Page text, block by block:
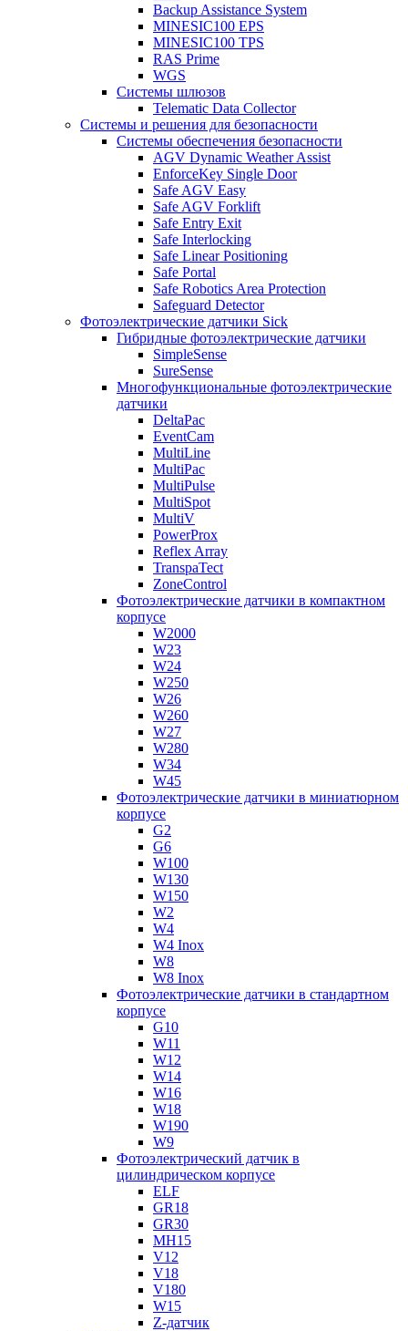
Backup Assistance System
MINESIC100 EPS
MINESIC100 TPS
RAS Prime
WGS
Системы шлюзов
Telematic Data Collector
Системы и решения для безопасности
Системы обеспечения безопасности
AGV Dynamic Weather Assist
EnforceKey Single Door
Safe AGV Easy
Safe AGV Forklift
Safe Entry Exit
Safe Interlocking
Safe Linear Positioning
Safe Portal
Safe Robotics Area Protection
Safeguard Detector
Фотоэлектрические датчики Sick
Гибридные фотоэлектрические датчики
SimpleSense
SureSense
Многофункциональные фотоэлектрические
датчики
DeltaPac
EventCam
MultiLine
MultiPac
MultiPulse
MultiSpot
MultiV
PowerProx
Reflex Array
TranspaTect
ZoneControl
Фотоэлектрические датчики в компактном
корпусе
W2000
W23
W24
W250
W26
W260
W27
W280
W34
W45
Фотоэлектрические датчики в миниатюрном
корпусе
G2
G6
W100
W130
W150
W2
W4
W4 Inox
W8
W8 Inox
Фотоэлектрические датчики в стандартном
корпусе
G10
W11
W12
W14
W16
W18
W190
W9
Фотоэлектрический датчик в
цилиндрическом корпусе
ELF
GR18
GR30
MH15
V12
V18
V180
W15
Z-датчик